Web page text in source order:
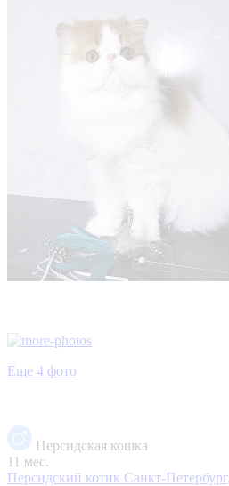
Еще 4 фото
Персидская кошка
11 мес.
Персидский котик Санкт-